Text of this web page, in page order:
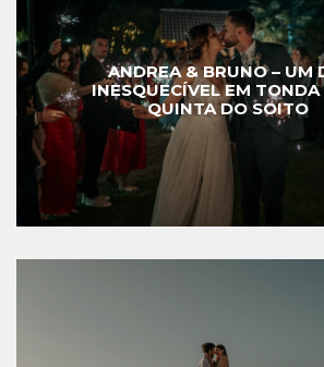
ANDREA & BRUNO – UM
INESQUECÍVEL EM TONDA
QUINTA DO SOITO